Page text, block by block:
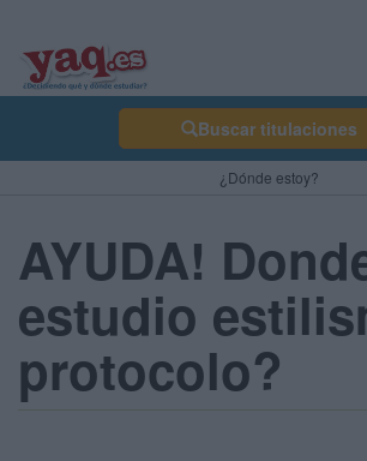
Buscar titulaciones
¿Dónde estoy?
AYUDA!
estudio
protocolo?